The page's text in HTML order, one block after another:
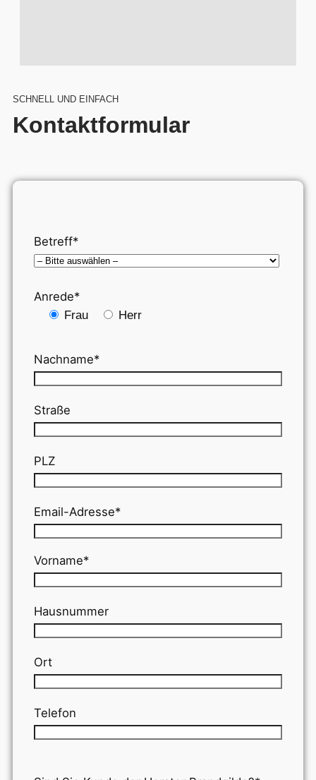
SCHNELL UND EINFACH
Kontaktformular
Betreff*
Anrede*
Frau Herr
Nachname*
Straße
PLZ
Email-Adresse*
Vorname*
Hausnummer
Ort
Telefon